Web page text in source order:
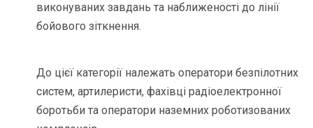
виконуваних завдань та наближеності до лінії
бойового зіткнення.
До цієї категорії належать оператори безпілотних
систем, артилеристи, фахівці радіоелектронної
боротьби та оператори наземних роботизованих